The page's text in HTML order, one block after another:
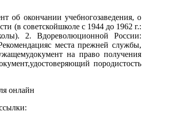
окончании учебногозаведения, о
(в советскойшколе с 1944 до 1962 г.:
2. Вдореволюционной России:
места прежней службы,
на право получения
породистость